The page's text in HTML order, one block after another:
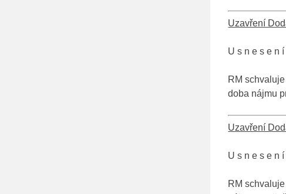
Uzavření
U s n e s e n í
RM
doba nájmu
Uzavření
U s n e s e n í
RM